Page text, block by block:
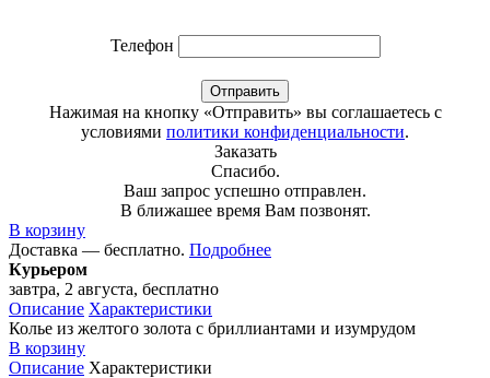
Телефон
Отправить
Нажимая на кнопку «Отправить» вы соглашаетесь с
условиями политики конфиденциальности.
Заказать
Спасибо.
Ваш запрос успешно отправлен.
В ближашее время Вам позвонят.
В корзину
Доставка — бесплатно. Подробнее
Курьером
завтра, 2 августа, бесплатно
Описание Характеристики
Колье из желтого золота с бриллиантами и изумрудом
В корзину
Описание Характеристики